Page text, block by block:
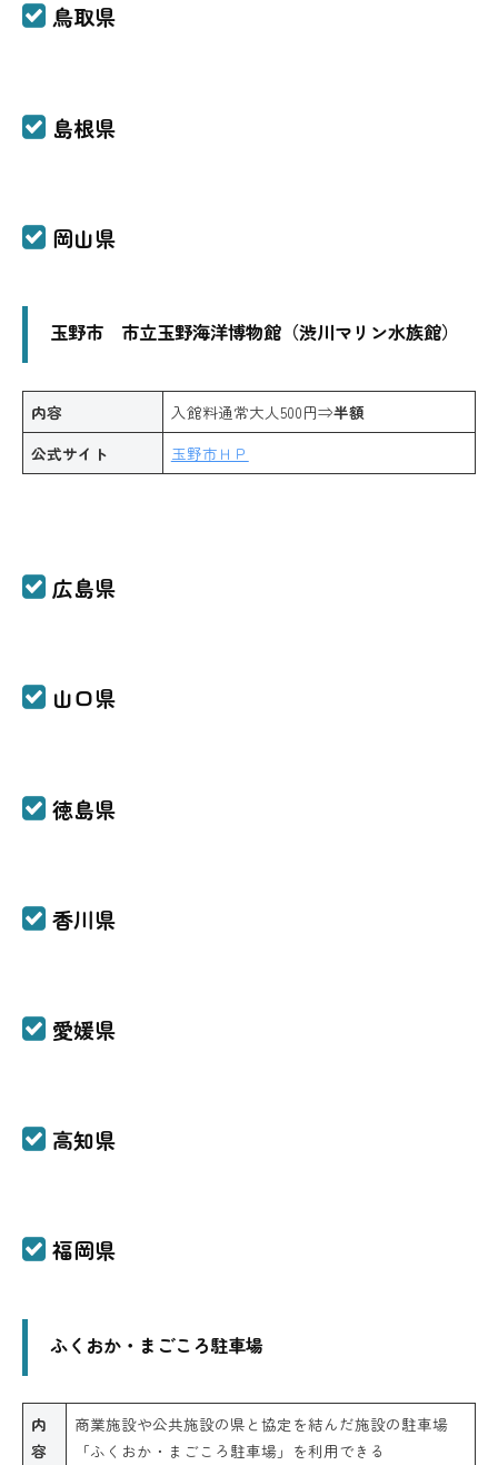
鳥取県
島根県
岡山県
玉野市 市立玉野海洋博物館（渋川マリン水族館）
内容 入館料通常大人500円⇒半額
公式サイト
玉野市ＨＰ
広島県
山口県
徳島県
香川県
愛媛県
高知県
福岡県
ふくおか・まごころ駐車場
内
容
商業施設や公共施設の県と協定を結んだ施設の駐車場
「ふくおか・まごころ駐車場」を利用できる